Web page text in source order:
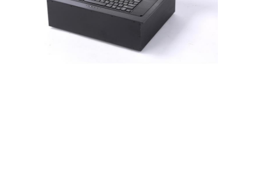
Steckdosen für Turmstecker
Konferenztisch-Socketbox